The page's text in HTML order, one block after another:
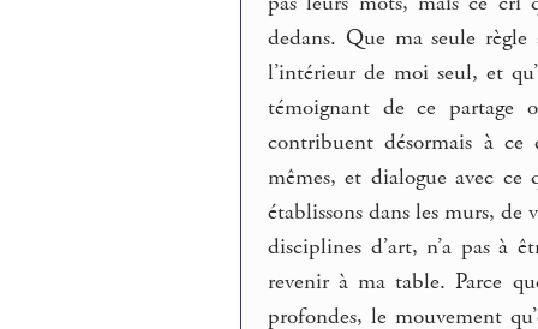
dedans. Que ma seule
l’intérieur de moi seul, et
témoignant de ce partage
contribuent désormais à ce
mêmes, et dialogue avec
établissons dans les murs, de
disciplines d’art, n’a pas à
revenir à ma table. Parce
profondes, le mouvement